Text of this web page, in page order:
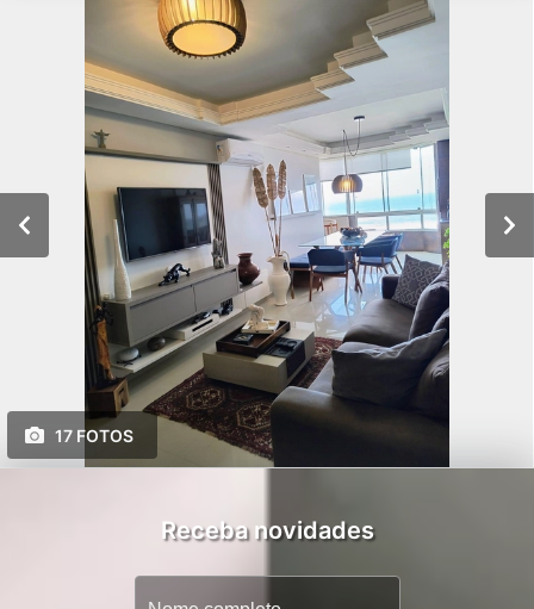
17 FOTOS
Receba novidades